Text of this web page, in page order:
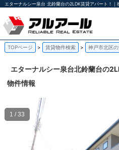
エターナルシー泉台 北鈴蘭台の2LDK賃貸アパート！
TOPページ 賃貸物件検索 神戸市北区
エターナルシー泉台北鈴蘭台の
物件情報
1 / 33